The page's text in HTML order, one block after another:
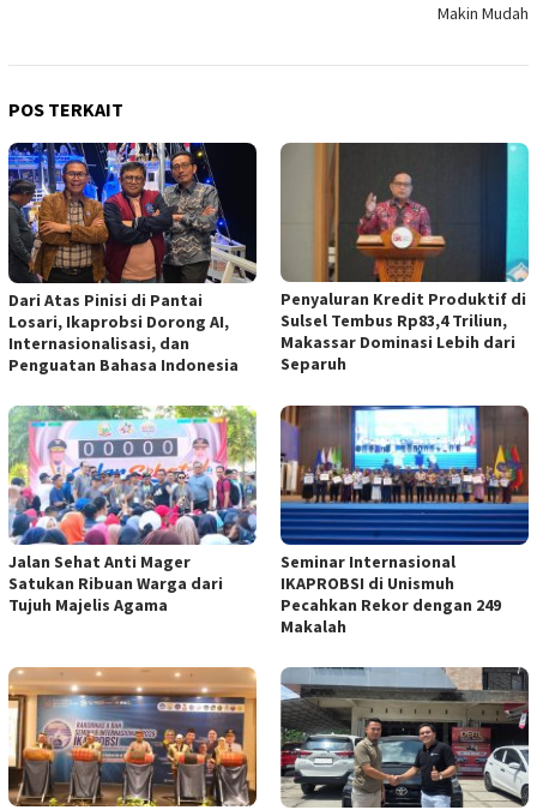
Makin Mudah
POS TERKAIT
Dari Atas Pinisi di Pantai
Losari, Ikaprobsi Dorong AI,
Internasionalisasi, dan
Penguatan Bahasa Indonesia
Penyaluran Kredit Produktif di
Sulsel Tembus Rp83,4 Triliun,
Makassar Dominasi Lebih dari
Separuh
Jalan Sehat Anti Mager
Satukan Ribuan Warga dari
Tujuh Majelis Agama
Seminar Internasional
IKAPROBSI di Unismuh
Pecahkan Rekor dengan 249
Makalah